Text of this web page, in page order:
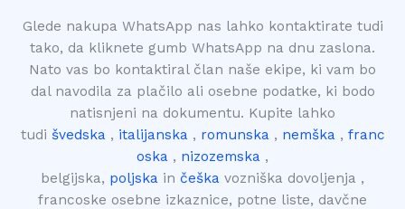
sGlede nakupa WhatsApp nas lahko kontaktirate tudi
tako, da kliknete gumb WhatsApp na dnu zaslona.
Nato vas bo kontaktiral član naše ekipe, ki vam bo
dal navodila za plačilo ali osebne podatke, ki bodo
natisnjeni na dokumentu. Kupite lahko
tudi švedska, italijanska, romunska, nemška, franc
oska , nizozemska ,
belgijska, poljska in češka vozniška dovoljenja ,
francoske osebne izkaznice, potne liste, davčne